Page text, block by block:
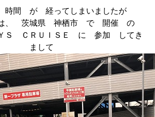
間 が 経ってしまいましたが
、 茨城県 神栖市 で 開催 の
Ｓ ＣＲＵＩＳＥ に 参加 してき
まして